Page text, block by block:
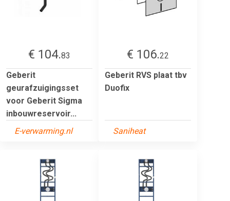
€ 104.83
Geberit
geurafzuigingsset
voor Geberit Sigma
inbouwreservoir...
E-verwarming.nl
€ 106.22
Geberit RVS plaat tbv
Duofix
Saniheat